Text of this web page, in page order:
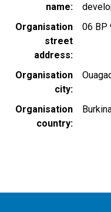
name
Organisation
street
address
06 BP
Organisation
city
Organisation
country